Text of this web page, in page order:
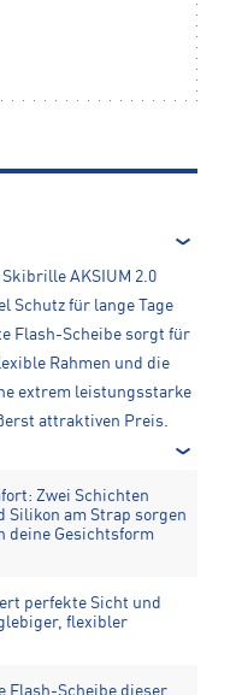
AKSIUM 2.0
Schutz für lange Tage
Flash-Scheibe sorgt für
Rahmen und die
extrem leistungsstarke
attraktiven Preis.
Zwei Schichten
Silikon am Strap sorgen
deine Gesichtsform
perfekte Sicht und
flexibler
Flash-Scheibe dieser